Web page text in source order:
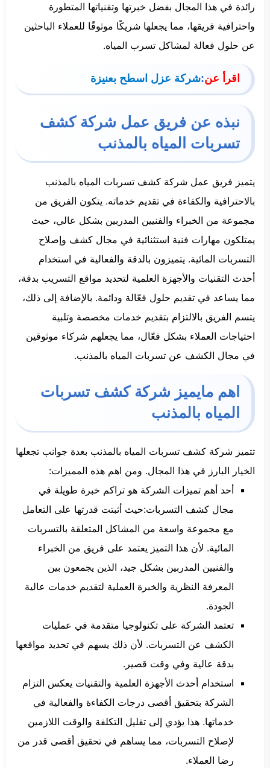
رائدة في هذا المجال بفضل خبرتها وتقنياتها المتطورة
واحترافية فريقها، مما يجعلها شريكًا موثوقًا للعملاء الباحثين
عن حلول فعالة لمشاكل تسرب المياه.
اقرأ عن:شركة عزل اسطح بعنيزة
نبذه عن فريق عمل شركة كشف
تسربات المياه بالمذنب
يتميز فريق عمل شركة كشف تسربات المياه بالمذنب
بالاحترافية والكفاءة في تقديم خدماته. يتكون الفريق من
مجموعة من الخبراء والفنيين المدربين بشكل عالي، حيث
يمتلكون مهارات فنية استثنائية في مجال كشف وإصلاح
التسربات المائية. يتميزون بالدقة والفعالية في استخدام
أحدث التقنيات والأجهزة العلمية لتحديد مواقع التسريب بدقة،
مما يساعد في تقديم حلول فعّالة ودائمة. بالإضافة إلى ذلك،
يتسم الفريق بالالتزام بتقديم خدمات مخصصة وتلبية
احتياجات العملاء بشكل فعّال، مما يجعلهم شركاء موثوقين
في مجال الكشف عن تسربات المياه بالمذنب.
اهم مايميز شركة كشف تسربات
المياه بالمذنب
تتميز شركة كشف تسربات المياه بالمذنب بعدة جوانب تجعلها
الخيار البارز في هذا المجال. ومن اهم هذه المميزات:
أحد أهم تميزات الشركة هو تراكم خبرة طويلة في
مجال كشف التسربات:حيث أثبتت قدرتها على التعامل
مع مجموعة واسعة من المشاكل المتعلقة بالتسربات
المائية. لأن هذا التميز يعتمد على فريق من الخبراء
والفنيين المدربين بشكل جيد، الذين يجمعون بين
المعرفة النظرية والخبرة العملية لتقديم خدمات عالية
الجودة.
تعتمد الشركة على تكنولوجيا متقدمة في عمليات
الكشف عن التسربات. لأن ذلك يسهم في تحديد مواقعها
بدقة عالية وفي وقت قصير.
استخدام أحدث الأجهزة العلمية والتقنيات يعكس التزام
الشركة بتحقيق أقصى درجات الكفاءة والفعالية في
خدماتها. هذا يؤدي إلى تقليل التكلفة والوقت اللازمين
لإصلاح التسربات، مما يساهم في تحقيق أقصى قدر من
رضا العملاء.